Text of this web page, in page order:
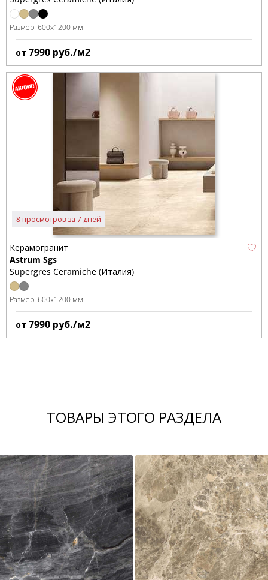
Размер: 600x1200 мм
от 7990 руб./м2
8 просмотров за 7 дней
Керамогранит
Astrum Sgs
Supergres Ceramiche (Италия)
Размер: 600x1200 мм
от 7990 руб./м2
ТОВАРЫ ЭТОГО РАЗДЕЛА